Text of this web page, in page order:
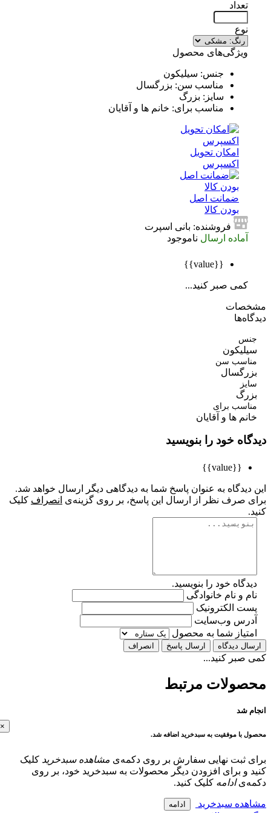
ویژگی‌های محصول
جنس: سیلیکون
مناسب سن: بزرگسال
سایز: بزرگ
مناسب برای: خانم ها و آقایان
امکان تحویل
اکسپرس
ضمانت اصل
بودن کالا
فروشنده: بانی اسپرت
آماده ارسال ناموجود
کمی صبر کنید...
سن
برای
ها و آقایان
خود را بنویسید
به عنوان پاسخ شما به دیدگاهی دیگر ارسال خواهد شد.
صرف نظر از ارسال این پاسخ، بر روی گزینه‌ی انصرافکلیک
خود را بنویسید.
و نام خانوادگی
الکترونیک
وب‌سایت
شما به محصول
دیدگاه ارسال پاسخ انصراف
کنید...
مرتبط
شد
با موفقیت به سبدخرید اضافه شد.
ثبت نهایی سفارش بر روی دکمه‌یمشاهده سبدخریدکلیک
و برای افزودن دیگر محصولات به سبدخرید خود، بر روی
ادامهکلیک کنید.
سبدخرید ادامه